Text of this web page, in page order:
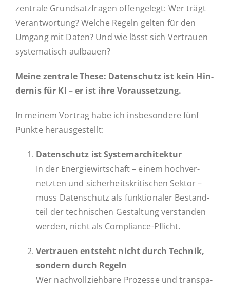
zen­tra­le Grund­satz­fra­gen of­fen­ge­legt: Wer trägt
Ver­ant­wor­tung? Welche Regeln gelten für den
Umgang mit Daten? Und wie lässt sich Ver­trau­en
systema­tisch aufbauen?
Meine zen­tra­le These: Daten­schutz ist kein Hin­
der­nis für KI – er ist ihre Voraussetzung.
In meinem Vortrag habe ich ins­be­son­de­re fünf
Punkte herausgestellt:
Daten­schutz ist Sys­tem­ar­chi­tek­tur
In der En­er­gie­wirt­schaft – einem hoch­ver­
netz­ten und si­cher­heits­kri­ti­schen Sektor –
muss Daten­schutz als funk­tio­na­ler Be­stand­
teil der tech­ni­schen Ge­stal­tung ver­stan­den
werden, nicht als Compliance-Pflicht.
Ver­trau­en ent­steht nicht durch Technik,
sondern durch Regeln
Wer nach­voll­zieh­ba­re Pro­zes­se und trans­pa­